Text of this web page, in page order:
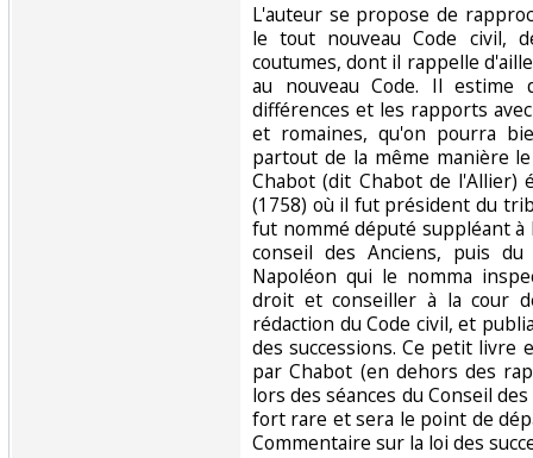
‎L'auteur se propose de
le tout nouveau Code civil,
coutumes, dont il rappelle
au nouveau Code. Il estime
différences et les rapports
et romaines, qu'on pourra
partout de la même manière
Chabot (dit Chabot de l'Allier)
(1758) où il fut président du
fut nommé député suppléant
conseil des Anciens, puis
Napoléon qui le nomma
droit et conseiller à la cour
rédaction du Code civil, et
des successions. Ce petit
par Chabot (en dehors des
lors des séances du Conseil
fort rare et sera le point de
Commentaire sur la loi des